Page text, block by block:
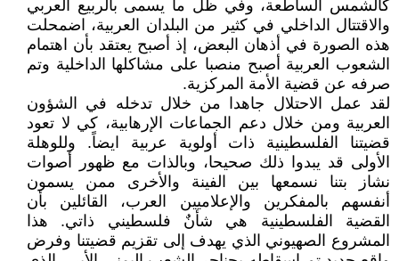
كالشمس الساطعة، وفي ظل ما يسمى بالربيع العربي
والاقتتال الداخلي في كثير من البلدان العربية، اضمحلت
هذه الصورة في أذهان البعض، إذ أصبح يعتقد بأن اهتمام
الشعوب العربية أصبح منصبا على مشاكلها الداخلية وتم
صرفه عن قضية الأمة المركزية.
لقد عمل الاحتلال جاهدا من خلال تدخله في الشؤون
العربية ومن خلال دعم الجماعات الإرهابية، كي لا تعود
قضيتنا الفلسطينية ذات أولوية عربية ايضاً. وللوهلة
الأولى قد يبدوا ذلك صحيحا، وبالذات مع ظهور أصوات
نشاز بتنا نسمعها بين الفينة والأخرى ممن يسمون
أنفسهم بالمفكرين والإعلاميين العرب، القائلين بأن
القضية الفلسطينية هي شأنٌ فلسطيني ذاتي. هذا
المشروع الصهيوني الذي يهدف إلى تقزيم قضيتنا وفرض